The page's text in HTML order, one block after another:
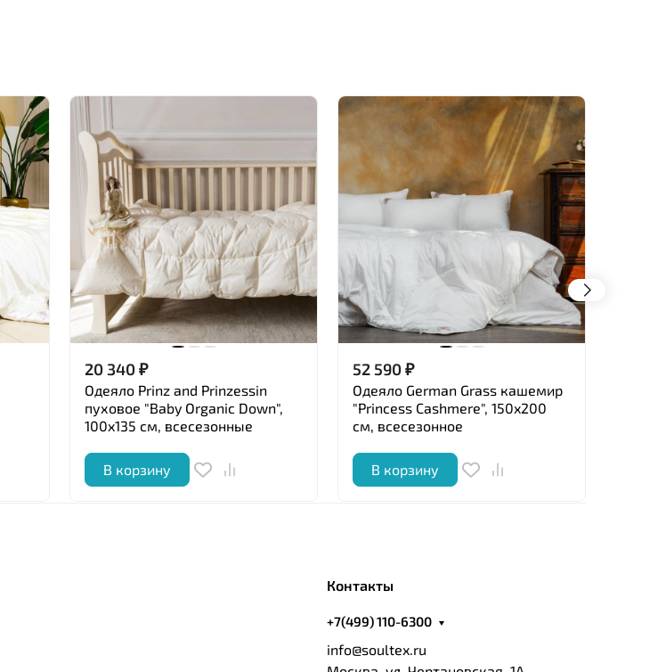
20 340₽
Одеяло Prinz and Prinzessin
пуховое "Baby Organic Down",
100x135 см, всесезонные
В корзину
52 590₽
Одеяло German Grass кашемир
"Princess Cashmere", 150x200
см, всесезонное
В корзину
Контакты
+7(499) 110-6300
info@soultex.ru